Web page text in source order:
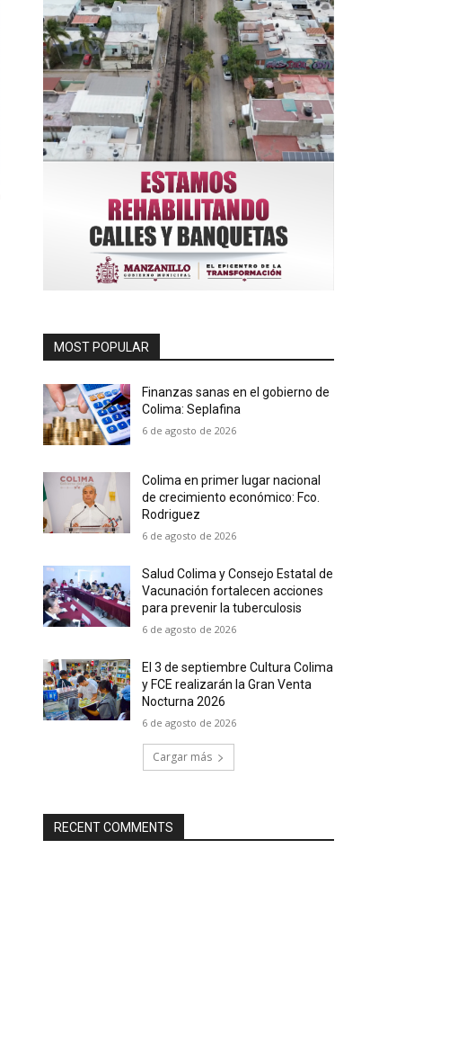
MOST POPULAR
Finanzas sanas en el gobierno de
Colima: Seplafina
6 de agosto de 2026
Colima en primer lugar nacional
de crecimiento económico: Fco.
Rodriguez
6 de agosto de 2026
Salud Colima y Consejo Estatal de
Vacunación fortalecen acciones
para prevenir la tuberculosis
6 de agosto de 2026
El 3 de septiembre Cultura Colima
y FCE realizarán la Gran Venta
Nocturna 2026
6 de agosto de 2026
Cargar más
RECENT COMMENTS